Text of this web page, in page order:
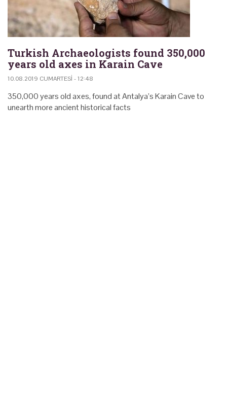
Turkish Archaeologists found 350,000
years old axes in Karain Cave
10.08.2019 CUMARTESI - 12:48
350,000 years old axes, found at Antalya’s Karain Cave to
unearth more ancient historical facts